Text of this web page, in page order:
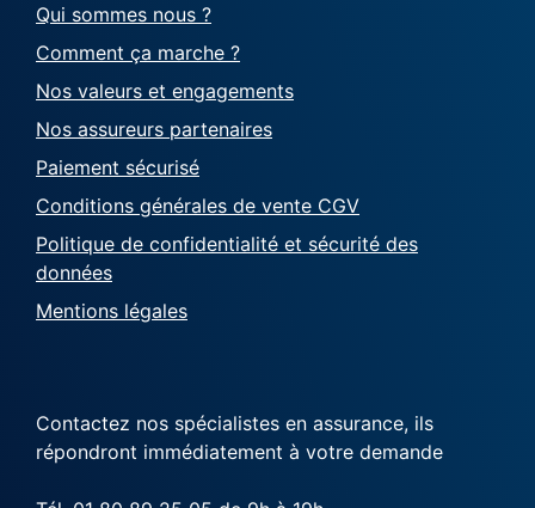
Qui sommes nous ?
Comment ça marche ?
Nos valeurs et engagements
Nos assureurs partenaires
Paiement sécurisé
Conditions générales de vente CGV
Politique de confidentialité et sécurité des
données
Mentions légales
Contactez nos spécialistes en assurance, ils
répondront immédiatement à votre demande